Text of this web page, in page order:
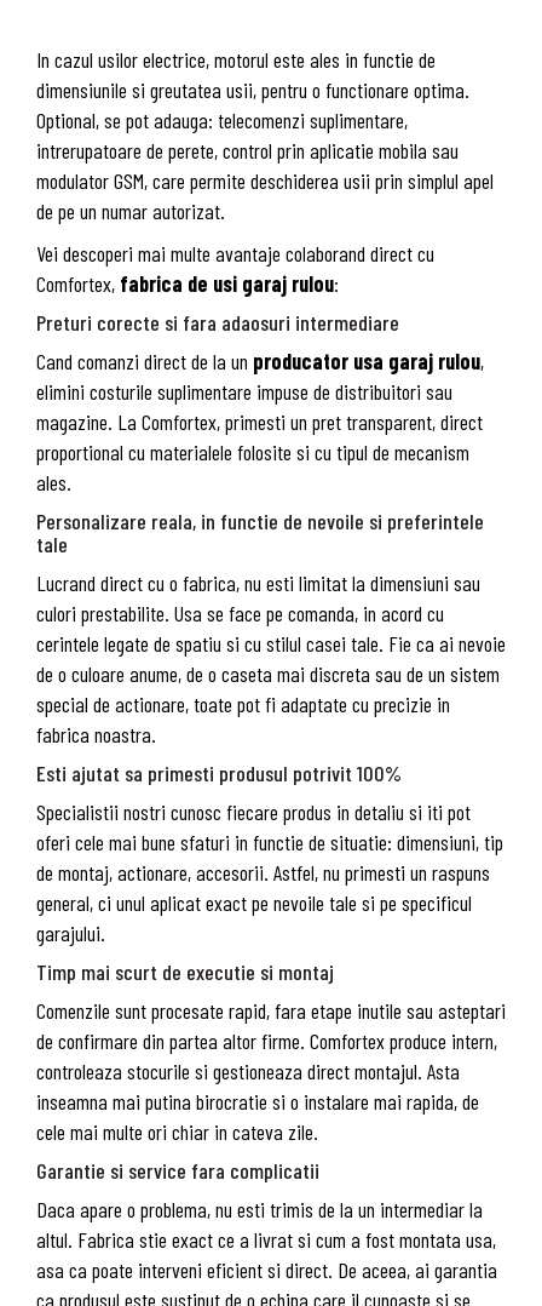
In cazul usilor electrice, motorul este ales in functie de
dimensiunile si greutatea usii, pentru o functionare optima.
Optional, se pot adauga: telecomenzi suplimentare,
intrerupatoare de perete, control prin aplicatie mobila sau
modulator GSM, care permite deschiderea usii prin simplul apel
de pe un numar autorizat.
Vei descoperi mai multe avantaje colaborand direct cu
Comfortex, fabrica de usi garaj rulou:
Preturi corecte si fara adaosuri intermediare
Cand comanzi direct de la un producator usa garaj rulou,
elimini costurile suplimentare impuse de distribuitori sau
magazine. La Comfortex, primesti un pret transparent, direct
proportional cu materialele folosite si cu tipul de mecanism
ales.
Personalizare reala, in functie de nevoile si preferintele
tale
Lucrand direct cu o fabrica, nu esti limitat la dimensiuni sau
culori prestabilite. Usa se face pe comanda, in acord cu
cerintele legate de spatiu si cu stilul casei tale. Fie ca ai nevoie
de o culoare anume, de o caseta mai discreta sau de un sistem
special de actionare, toate pot fi adaptate cu precizie in
fabrica noastra.
Esti ajutat sa primesti produsul potrivit 100%
Specialistii nostri cunosc fiecare produs in detaliu si iti pot
oferi cele mai bune sfaturi in functie de situatie: dimensiuni, tip
de montaj, actionare, accesorii. Astfel, nu primesti un raspuns
general, ci unul aplicat exact pe nevoile tale si pe specificul
garajului.
Timp mai scurt de executie si montaj
Comenzile sunt procesate rapid, fara etape inutile sau asteptari
de confirmare din partea altor firme. Comfortex produce intern,
controleaza stocurile si gestioneaza direct montajul. Asta
inseamna mai putina birocratie si o instalare mai rapida, de
cele mai multe ori chiar in cateva zile.
Garantie si service fara complicatii
Daca apare o problema, nu esti trimis de la un intermediar la
altul. Fabrica stie exact ce a livrat si cum a fost montata usa,
asa ca poate interveni eficient si direct. De aceea, ai garantia
ca produsul este sustinut de o echipa care il cunoaste si se